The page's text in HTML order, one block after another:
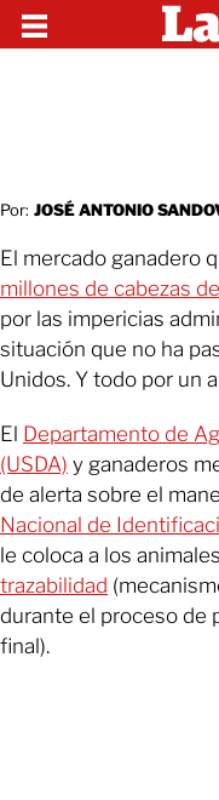
Por: JOSÉ ANTONIO
El mercado ganadero
millones de cabezas
por las impericias
situación que no ha
Unidos. Y todo por un
El Departamento de
(USDA) y ganaderos
de alerta sobre el
Nacional de
le coloca a los
trazabilidad
durante el proceso de
final).